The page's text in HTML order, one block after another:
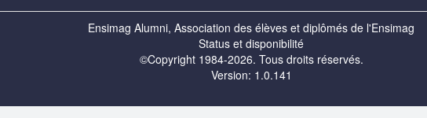
Ensimag Alumni, Association des élèves et diplômés de l'Ensimag
Status et disponibilité
©Copyright 1984-2026. Tous droits réservés.
Version: 1.0.141